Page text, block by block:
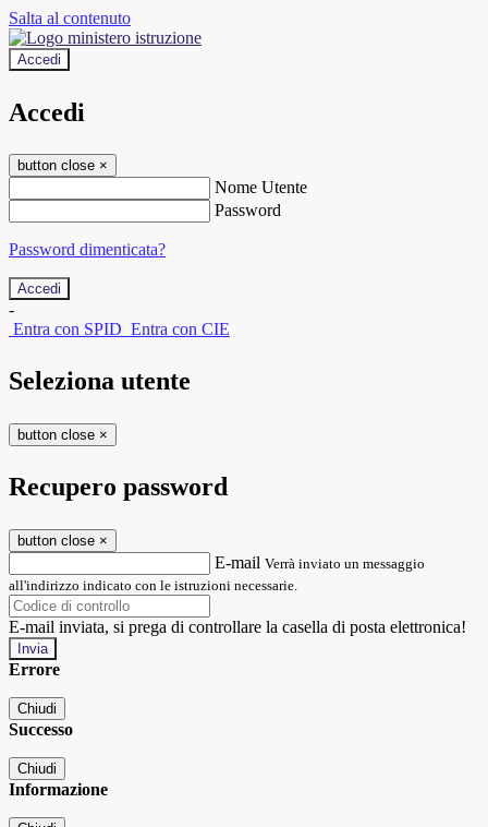
Salta al contenuto
Accedi
Accedi
button close ×
Nome Utente
Password
Password dimenticata?
-
Entra con SPID Entra con CIE
Seleziona utente
button close ×
Recupero password
button close ×
E-mail Verrà inviato un messaggio
all'indirizzo indicato con le istruzioni necessarie.
E-mail inviata, si prega di controllare la casella di posta elettronica!
Errore
Chiudi
Successo
Chiudi
Informazione